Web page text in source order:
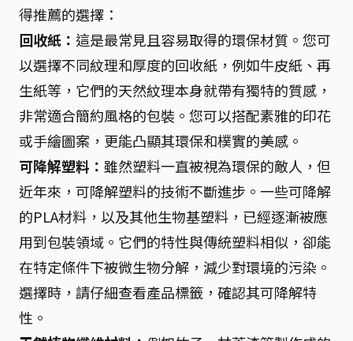
得推薦的選擇：
回收紙： 這是最常見且容易取得的環保材質。您可
以選擇不同紋理和厚度的回收紙，例如牛皮紙、再
生紙等，它們的天然紋理本身就帶有獨特的質感，
非常適合簡約風格的包裝。您可以搭配素雅的印花
或手繪圖案，更能凸顯其環保和樸實的美感。
可降解塑料： 雖然塑料一直被視為環保的敵人，但
近年來，可降解塑料的技術不斷進步。一些可降解
的PLA材料，以及其他生物基塑料，已經逐漸被應
用到包裝領域。它們的特性與傳統塑料相似，卻能
在特定條件下被微生物分解，減少對環境的污染。
選擇時，請仔細查看產品標籤，確認其可降解特
性。